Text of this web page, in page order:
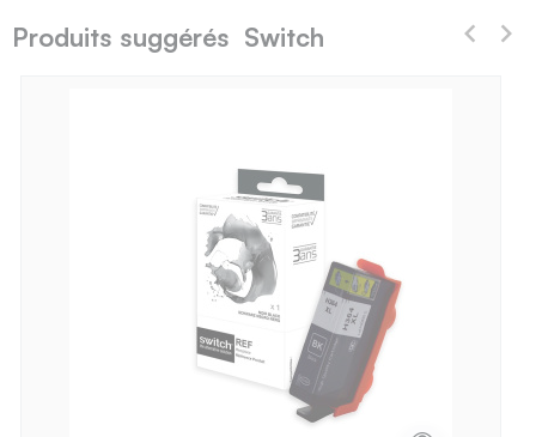
Produits suggérés Switch